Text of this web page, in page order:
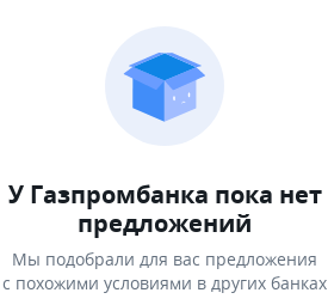
У Газпромбанка пока нет
предложений
Мы подобрали для вас предложения
с похожими условиями в других банках